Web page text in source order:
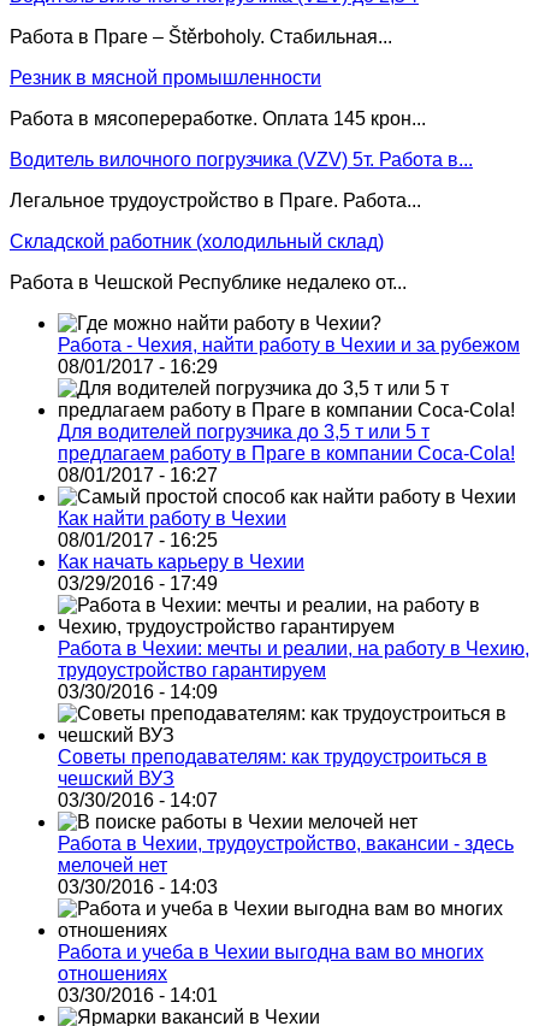
Работа в Праге – Štěrboholy. Стабильная...
Резник в мясной промышленности
Работа в мясопереработке. Оплата 145 крон...
Водитель вилочного погрузчика (VZV) 5т. Работа в...
Легальное трудоустройство в Праге. Работа...
Складской работник (холодильный склад)
Работа в Чешской Республике недалеко от...
Работа - Чехия, найти работу в Чехии и за рубежом
08/01/2017 - 16:29
Для водителей погрузчика до 3,5 т или 5 т
предлагаем работу в Праге в компании Coca-Cola!
08/01/2017 - 16:27
Как найти работу в Чехии
08/01/2017 - 16:25
Как начать карьеру в Чехии
03/29/2016 - 17:49
Работа в Чехии: мечты и реалии, на работу в Чехию,
трудоустройство гарантируем
03/30/2016 - 14:09
Советы преподавателям: как трудоустроиться в
чешский ВУЗ
03/30/2016 - 14:07
Работа в Чехии, трудоустройство, вакансии - здесь
мелочей нет
03/30/2016 - 14:03
Работа и учеба в Чехии выгодна вам во многих
отношениях
03/30/2016 - 14:01